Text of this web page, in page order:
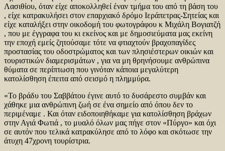
Λασιθίου, όταν είχε αποκολληθεί έναν τμήμα του από τη βάση του
, είχε κατρακυλήσει στον επαρχιακό δρόμο Ιεράπετρας-Σητείας και
είχε καταλήξει στην οικοδομή του φωτογράφου κ Μιχάλη Βογιατζή
, που με έγγραφα του κι εκείνος και με δημοσιεύματα μας εκείνη
την εποχή εμείς ζητούσαμε τότε να φτιαχτούν βραχοπαγίδες
προστασίας του οδοστρώματος και των πλησιέστερων οικιών και
τουριστικών διαμερισμάτων , για να μη θρηνήσουμε ανθρώπινα
θύματα σε περίπτωση που γινόταν κάποια μεγαλύτερη
κατολίσθηση έπειτα από σεισμό η πλημμύρα.
«Το βράδυ του Σαββάτου έγινε αυτό το δυσάρεστο συμβάν και
χάθηκε μια ανθρώπινη ζωή σε ένα σημείο από όπου δεν το
περιμέναμε . Και όταν ειδοποιηθήκαμε για κατολίσθηση βράχων
στην Αγιά Φωτιά , το μυαλό όλων μας πήγε στον «Πύργο» και όχι
σε αυτόν που τελικά κατρακύλησε από το λόφο και σκότωσε την
άτυχη 47χρονη τουρίστρια.